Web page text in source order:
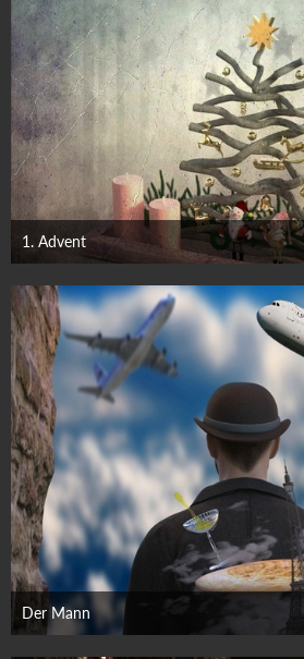
1. Advent
30. November 2025
Der Mann
31. Oktober 2025